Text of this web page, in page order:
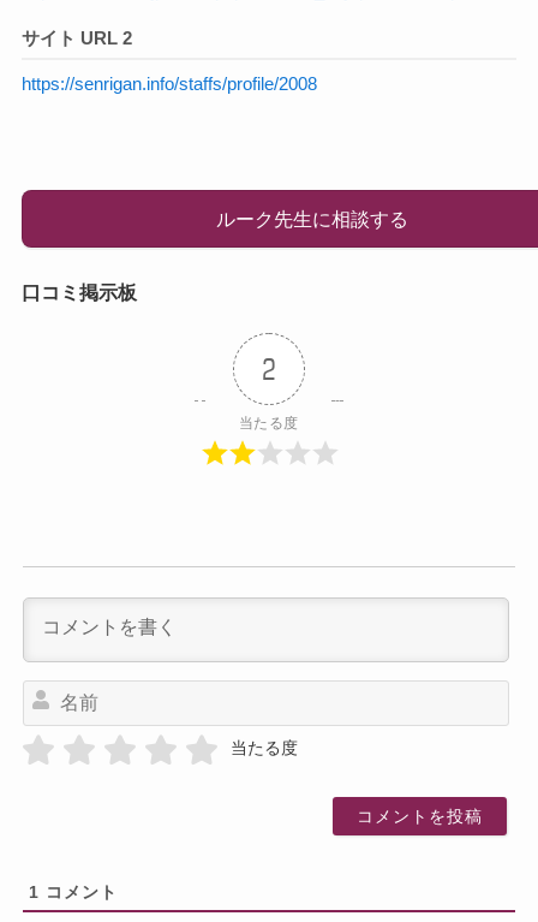
サイト URL 2
https://senrigan.info/staffs/profile/2008
ルーク先生に相談する
口コミ掲示板
2
当たる度
当たる度
1 コメント